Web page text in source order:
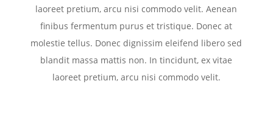
laoreet pretium, arcu nisi commodo velit. Aenean
finibus fermentum purus et tristique. Donec at
molestie tellus. Donec dignissim eleifend libero sed
blandit massa mattis non. In tincidunt, ex vitae
laoreet pretium, arcu nisi commodo velit.